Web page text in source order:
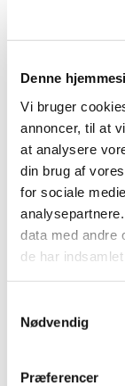
Denne
Vi bruger
annoncer, til at
at analysere
din brug af
for sociale
data med andre
de har
Nødvendig
Præferencer
Du vil